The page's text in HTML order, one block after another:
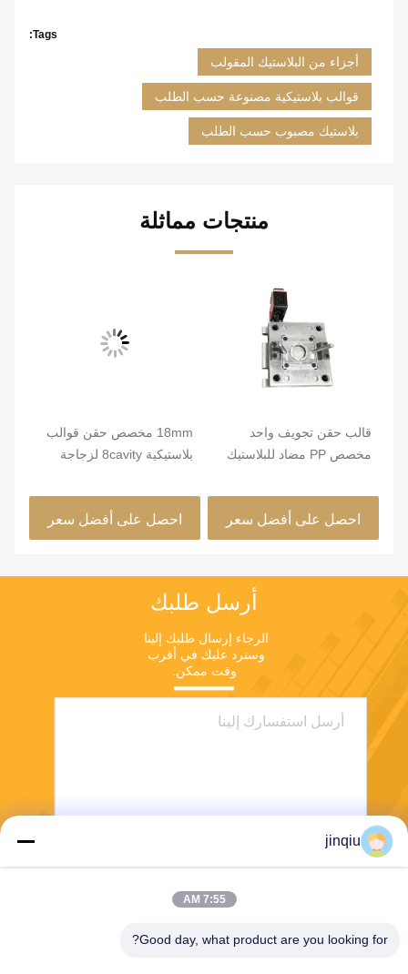
Tags:
أجزاء من البلاستيك المقولب
قوالب بلاستيكية مصنوعة حسب الطلب
بلاستيك مصبوب حسب الطلب
منتجات مماثلة
قالب حقن تجويف واحد
مخصص PP مضاد للبلاستيك
احصل على أفضل سعر
18mm مخصص حقن قوالب
بلاستيكية 8cavity لزجاجة
احصل على أفضل سعر
أرسل طلبك
وقت ممكن.
jinqiu
7:55 AM
Good day, what product are you looking for?